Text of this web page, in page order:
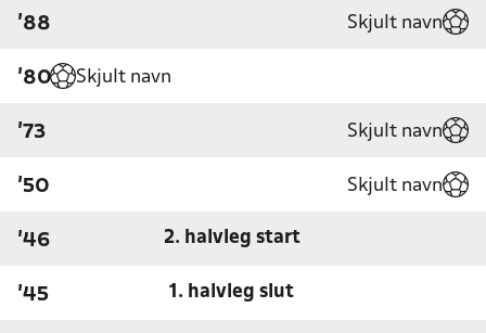
'88 Skjult navn
'80 Skjult navn
'73 Skjult navn
'50 Skjult navn
'46 2. halvleg start
'45 1. halvleg slut